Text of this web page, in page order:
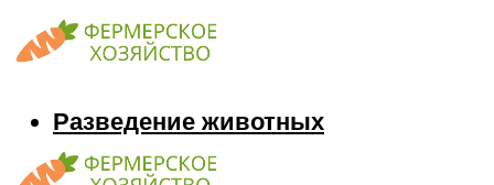
Разведение животных
Козы
Кони